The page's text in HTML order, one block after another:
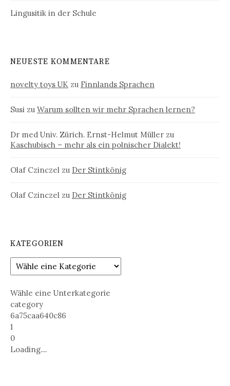
Lingusitik in der Schule
NEUESTE KOMMENTARE
novelty toys UK zu Finnlands Sprachen
Susi zu Warum sollten wir mehr Sprachen lernen?
Dr med Univ. Zürich. Ernst-Helmut Müller zu
Kaschubisch – mehr als ein polnischer Dialekt!
Olaf Czinczel zu Der Stintkönig
Olaf Czinczel zu Der Stintkönig
KATEGORIEN
Wähle eine Unterkategorie
category
6a75caa640c86
1
0
Loading....